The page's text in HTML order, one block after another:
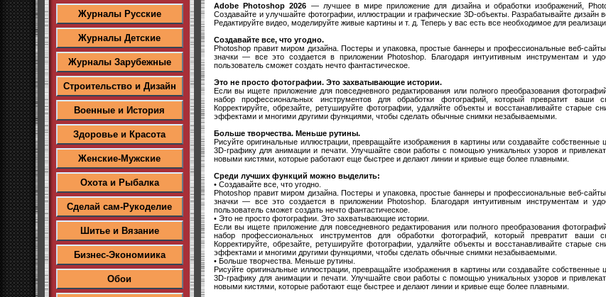
Журналы Русские
Журналы Детские
Журналы Зарубежные
Строительство и Дизайн
Военные и История
Здоровье и Красота
Женские-Мужские
Охота и Рыбалка
Сделай сам-Рукоделие
Шитье и Вязание
Бизнес-Экономиика
Обои
Adobe Photoshop 2026 — лучшее в мире приложение для дизайна и обработки изображений,
Создавайте и улучшайте фотографии, иллюстрации и графические 3D-объекты. Разрабатывайте дизайн
Редактируйте видео, моделируйте живые картины и т. д. Теперь у вас есть все необходимое для
Создавайте все, что угодно.
Photoshop правит миром дизайна. Постеры и упаковка, простые баннеры и профессиональные веб-
значки — все это создается в приложении Photoshop. Благодаря интуитивным инструментам и
пользователь сможет создать нечто фантастическое.
Это не просто фотографии. Это захватывающие истории.
Если вы ищете приложение для повседневного редактирования или полного преобразования
набор профессиональных инструментов для обработки фотографий, который превратит ваши
Корректируйте, обрезайте, ретушируйте фотографии, удаляйте объекты и восстанавливайте старые
эффектами и многими другими функциями, чтобы сделать обычные снимки незабываемыми.
Больше творчества. Меньше рутины.
Рисуйте оригинальные иллюстрации, превращайте изображения в картины или создавайте
3D-графику для анимации и печати. Улучшайте свои работы с помощью уникальных узоров и
новыми кистями, которые работают еще быстрее и делают линии и кривые еще более плавными.
Среди лучших функций можно выделить:
• Создавайте все, что угодно.
Photoshop правит миром дизайна. Постеры и упаковка, простые баннеры и профессиональные веб-
значки — все это создается в приложении Photoshop. Благодаря интуитивным инструментам и
пользователь сможет создать нечто фантастическое.
• Это не просто фотографии. Это захватывающие истории.
Если вы ищете приложение для повседневного редактирования или полного преобразования
набор профессиональных инструментов для обработки фотографий, который превратит ваши
Корректируйте, обрезайте, ретушируйте фотографии, удаляйте объекты и восстанавливайте старые
эффектами и многими другими функциями, чтобы сделать обычные снимки незабываемыми.
• Больше творчества. Меньше рутины.
Рисуйте оригинальные иллюстрации, превращайте изображения в картины или создавайте
3D-графику для анимации и печати. Улучшайте свои работы с помощью уникальных узоров и
новыми кистями, которые работают еще быстрее и делают линии и кривые еще более плавными.